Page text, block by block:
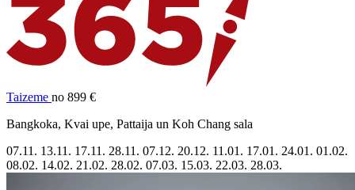
Taizeme no 899 €
Bangkoka, Kvai upe, Pattaija un Koh Chang sala
07.11. 13.11. 17.11. 28.11. 07.12. 20.12. 11.01. 17.01. 24.01. 01.02.
08.02. 14.02. 21.02. 28.02. 07.03. 15.03. 22.03. 28.03.